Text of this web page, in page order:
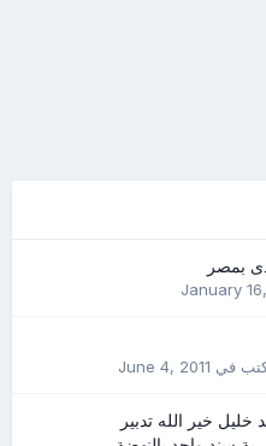
بمصر
January
في June 4, 2011
خير الله تدبير